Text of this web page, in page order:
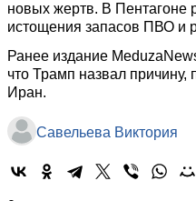
новых жертв. В Пентагоне
истощения запасов ПВО и
Ранее издание
что Трамп назвал
Иран.
Савельева Виктория